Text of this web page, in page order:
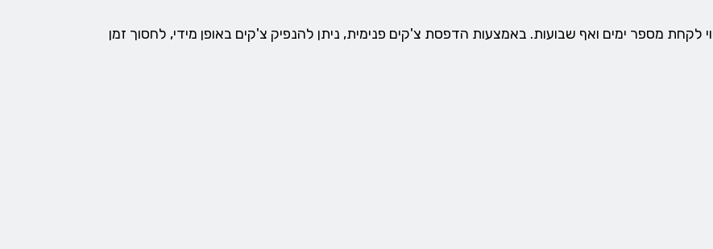
לקחת מספר ימים ואף שבועות. באמצעות הדפסת צ'קים פנימית, ניתן להנפיק צ'קים באופן מידי, לחסוך זמן